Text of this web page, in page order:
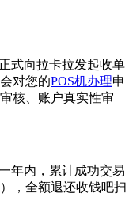
式向拉卡拉发起收单
对您的POS机办理申
核、账户真实性审
年内，累计成功交易
，全额退还收钱吧扫